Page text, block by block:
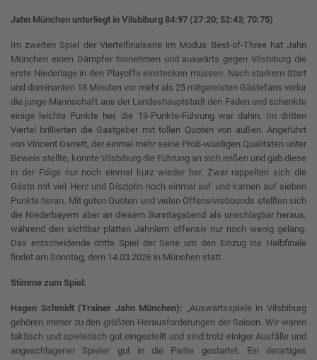
Jahn München unterliegt in Vilsbiburg 84:97 (27:20; 52:43; 70:75)
Im zweiten Spiel der Viertelfinalserie im Modus Best-of-Three hat Jahn
München einen Dämpfer hinnehmen und auswärts gegen Vilsbiburg die
erste Niederlage in den Playoffs einstecken müssen. Nach starkem Start
und dominanten 18 Minuten vor mehr als 25 mitgereisten Gästefans verlor
die junge Mannschaft aus der Landeshauptstadt den Faden und schenkte
einige leichte Punkte her, die 19-Punkte-Führung war dahin. Im dritten
Viertel brillierten die Gastgeber mit tollen Quoten von außen. Angeführt
von Vincent Garrett, der einmal mehr seine ProB-würdigen Qualitäten unter
Beweis stellte, konnte Vilsbiburg die Führung an sich reißen und gab diese
in der Folge nur noch einmal kurz wieder her. Zwar rappelten sich die
Gäste mit viel Herz und Disziplin noch einmal auf und kamen auf sieben
Punkte heran. Mit guten Quoten und vielen Offensivrebounds stellten sich
die Niederbayern aber an diesem Sonntagabend als unschlagbar heraus,
während den sichtbar platten Jahnlern offensiv nur noch wenig gelang.
Das entscheidende dritte Spiel der Serie um den Einzug ins Halbfinale
findet am Sonntag, dem 14.03.2026 in München statt.
Stimme zum Spiel:
Hagen Schmidt (Trainer Jahn München): „Auswärtsspiele in Vilsbiburg
gehören immer zu den größten Herausforderungen der Saison. Wir waren
taktisch und spielerisch gut eingestellt und sind trotz einiger Ausfälle und
angeschlagener Spieler gut in die Partie gestartet. Ein derartiges